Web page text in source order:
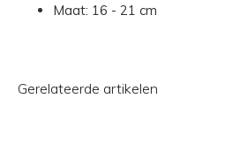
Maat: 16 - 21 cm
Gerelateerde artikelen